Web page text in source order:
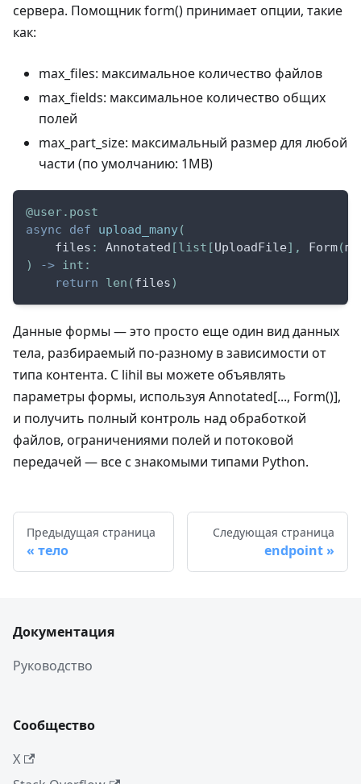
сервера. Помощник form() принимает опции, такие
как:
max_files: максимальное количество файлов
max_fields: максимальное количество общих
полей
max_part_size: максимальный размер для любой
части (по умолчанию: 1MB)
@user. post
async
def upload_many(
    files
: Annotated [list [UploadFile] , Form(
)
-> int :
return
len (files)
Данные формы — это просто еще один вид данных
тела, разбираемый по-разному в зависимости от
типа контента. С lihil вы можете объявлять
параметры формы, используя Annotated[..., Form()],
и получить полный контроль над обработкой
файлов, ограничениями полей и потоковой
передачей — все с знакомыми типами Python.
Предыдущая страница
тело
Следующая страница
endpoint
Документация
Руководство
Сообщество
X